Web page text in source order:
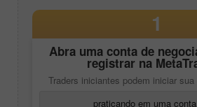
1
Abra uma conta de
registrar na
Traders iniciantes podem iniciar
praticando em uma